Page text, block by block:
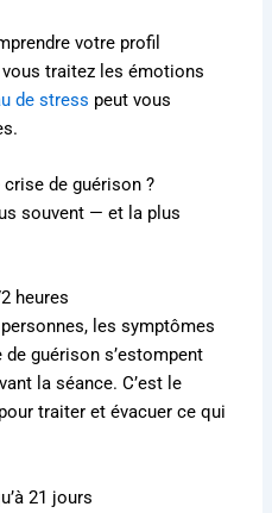
votre profil
traitez les émotions
de stress peut vous
de guérison ?
souvent — et la plus
heures
les symptômes
de guérison s’estompent
la séance. C’est le
traiter et évacuer ce qui
21 jours